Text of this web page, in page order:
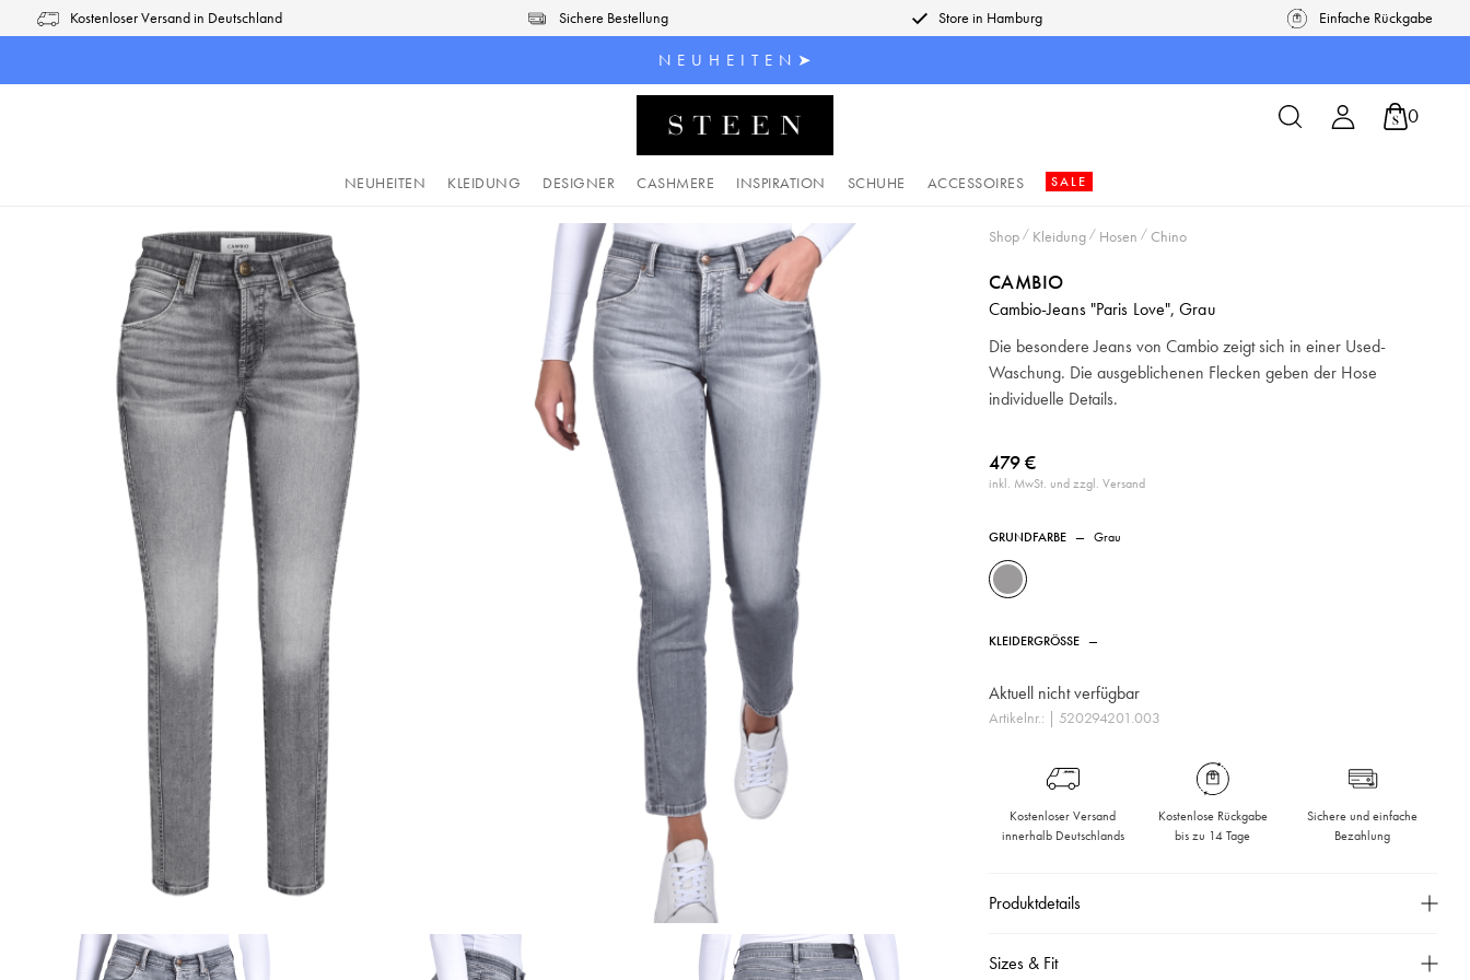
Zur Hauptnavigation springen
Kostenloser Versand in Deutschland Sichere Bestellung Store in Hamburg Einfache Rückgabe
N E U H E I T E N ➤
0
NEUHEITEN KLEIDUNG DESIGNER CASHMERE INSPIRATION SCHUHE ACCESSOIRES SALE
Shop / Kleidung / Hosen / Chino
CAMBIO
Cambio-Jeans "Paris Love", Grau
Die besondere Jeans von Cambio zeigt sich in einer Used-
Waschung. Die ausgeblichenen Flecken geben der Hose
individuelle Details.
479 €
inkl. MwSt. und zzgl. Versand
GRUNDFARBE — Grau
KLEIDERGRÖSSE —
Aktuell nicht verfügbar
Artikelnr.: | 520294201.003
Kostenloser Versand
innerhalb Deutschlands
Kostenlose Rückgabe
bis zu 14 Tage
Sichere und einfache
Bezahlung
Produktdetails
Sizes & Fit